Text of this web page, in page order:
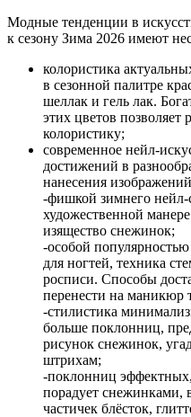
Модные тенденции в
к сезону Зима 2026 имеют
колористика
в сезонной палитре
шеллак и гель лак.
этих цветов
колористику;
современное нейл-
достижений в
нанесения
-фишкой зимнего нейл-
художественной
изящество снежинок;
-особой
для ногтей, техника
росписи. Способы
перенести на маникюр
-стилистика
больше поклонниц,
рисунок снежинок,
штрихам;
-поклонниц
порадует
частичек блёсток,